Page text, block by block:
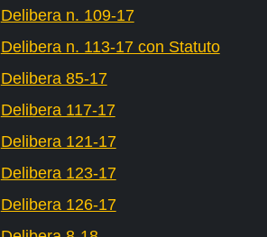
Delibera n. 109-17
Delibera n. 113-17 con Statuto
Delibera 85-17
Delibera 117-17
Delibera 121-17
Delibera 123-17
Delibera 126-17